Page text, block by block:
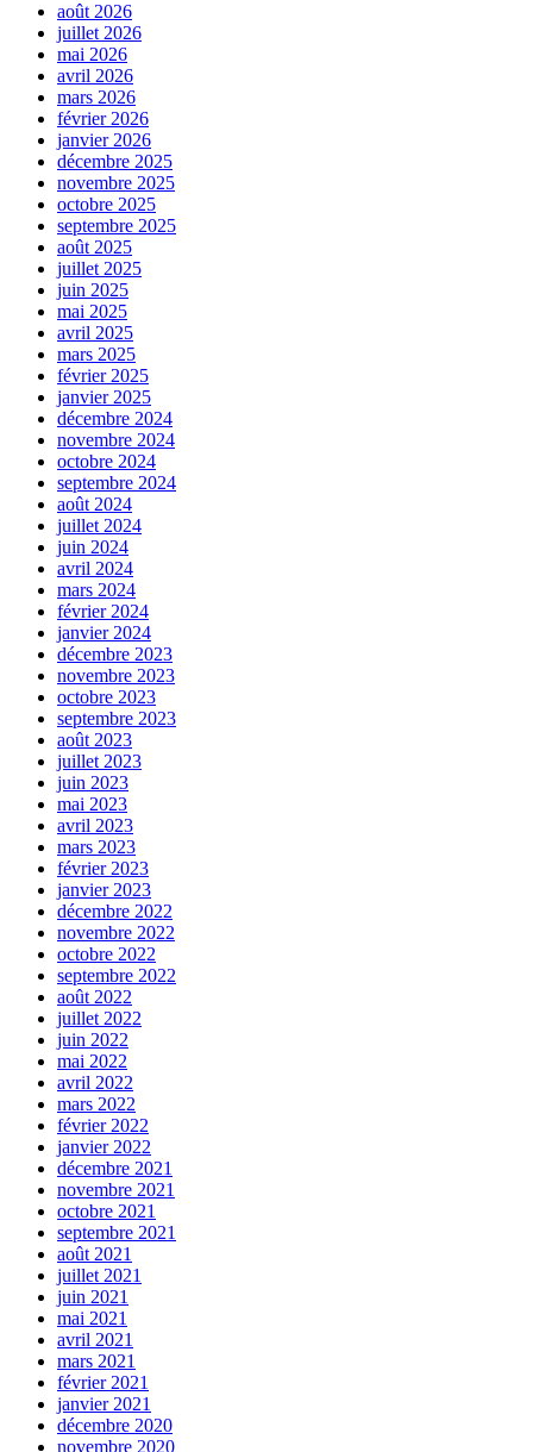
août 2026
juillet 2026
mai 2026
avril 2026
mars 2026
février 2026
janvier 2026
décembre 2025
novembre 2025
octobre 2025
septembre 2025
août 2025
juillet 2025
juin 2025
mai 2025
avril 2025
mars 2025
février 2025
janvier 2025
décembre 2024
novembre 2024
octobre 2024
septembre 2024
août 2024
juillet 2024
juin 2024
avril 2024
mars 2024
février 2024
janvier 2024
décembre 2023
novembre 2023
octobre 2023
septembre 2023
août 2023
juillet 2023
juin 2023
mai 2023
avril 2023
mars 2023
février 2023
janvier 2023
décembre 2022
novembre 2022
octobre 2022
septembre 2022
août 2022
juillet 2022
juin 2022
mai 2022
avril 2022
mars 2022
février 2022
janvier 2022
décembre 2021
novembre 2021
octobre 2021
septembre 2021
août 2021
juillet 2021
juin 2021
mai 2021
avril 2021
mars 2021
février 2021
janvier 2021
décembre 2020
novembre 2020